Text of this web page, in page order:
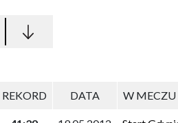
REKORD DATA W MECZU
REKORD DATA W MECZU